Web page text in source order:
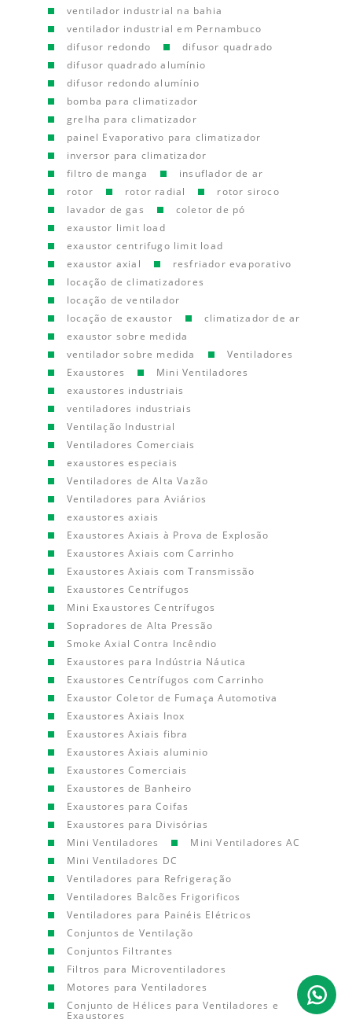
ventilador industrial na bahia
ventilador industrial em Pernambuco
difusor redondo
difusor quadrado
difusor quadrado alumínio
difusor redondo alumínio
bomba para climatizador
grelha para climatizador
painel Evaporativo para climatizador
inversor para climatizador
filtro de manga
insuflador de ar
rotor
rotor radial
rotor siroco
lavador de gas
coletor de pó
exaustor limit load
exaustor centrifugo limit load
exaustor axial
resfriador evaporativo
locação de climatizadores
locação de ventilador
locação de exaustor
climatizador de ar
exaustor sobre medida
ventilador sobre medida
Ventiladores
Exaustores
Mini Ventiladores
exaustores industriais
ventiladores industriais
Ventilação Industrial
Ventiladores Comerciais
exaustores especiais
Ventiladores de Alta Vazão
Ventiladores para Aviários
exaustores axiais
Exaustores Axiais à Prova de Explosão
Exaustores Axiais com Carrinho
Exaustores Axiais com Transmissão
Exaustores Centrífugos
Mini Exaustores Centrífugos
Sopradores de Alta Pressão
Smoke Axial Contra Incêndio
Exaustores para Indústria Náutica
Exaustores Centrífugos com Carrinho
Exaustor Coletor de Fumaça Automotiva
Exaustores Axiais Inox
Exaustores Axiais fibra
Exaustores Axiais aluminio
Exaustores Comerciais
Exaustores de Banheiro
Exaustores para Coifas
Exaustores para Divisórias
Mini Ventiladores
Mini Ventiladores AC
Mini Ventiladores DC
Ventiladores para Refrigeração
Ventiladores Balcões Frigorificos
Ventiladores para Painéis Elétricos
Conjuntos de Ventilação
Conjuntos Filtrantes
Filtros para Microventiladores
Motores para Ventiladores
Conjunto de Hélices para Ventiladores e
Exaustores